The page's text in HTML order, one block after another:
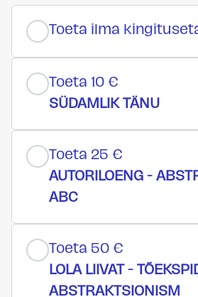
Toeta ilma
Toeta 10 €
SÜDAMLIK TÄNU
Toeta 25 €
AUTORILOENG -
ABC
Toeta 50 €
LOLA LIIVAT -